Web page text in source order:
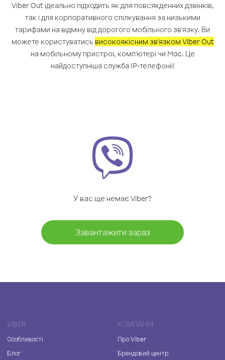
Viber Out ідеально підходить як для повсякденних дзвінків,
так і для корпоративного спілкування за низькими
тарифами на відміну від дорогого мобільного зв'язку. Ви
можете користуватись високоякісним зв'язком Viber Out
на мобільному пристрої, комп'ютері чи Mac. Це
найдоступніша служба IP-телефонії!
У вас ще немає Viber?
Завантажити зараз
VIBER
Особливості
Блог
КОМПАНІЯ
Про Viber
Брендовий центр